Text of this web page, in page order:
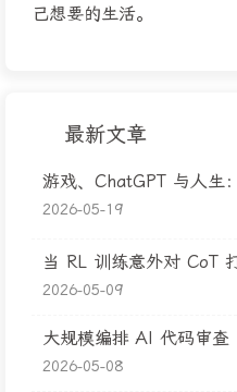
己想要的生活。
最新文章
游戏、ChatGPT 与人生
2026-05-19
当 RL 训练意外对 CoT
2026-05-09
大规模编排 AI 代码审查
2026-05-08